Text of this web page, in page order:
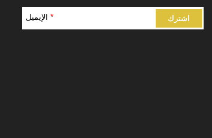
* الإيميل